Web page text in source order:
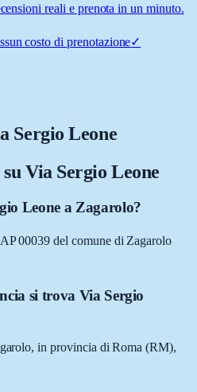
reali e prenota in un minuto.
costo di prenotazione✓
Sergio Leone
Via Sergio Leone
Leone a Zagarolo?
00039 del comune di Zagarolo
si trova Via Sergio
in provincia di Roma (RM),